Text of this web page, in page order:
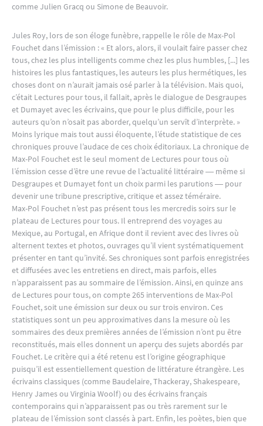
comme Julien Gracq ou Simone de Beauvoir.
Jules Roy, lors de son éloge funèbre, rappelle le rôle de Max-Pol
Fouchet dans l’émission : « Et alors, alors, il voulait faire passer chez
tous, chez les plus intelligents comme chez les plus humbles, [...] les
histoires les plus fantastiques, les auteurs les plus hermétiques, les
choses dont on n’aurait jamais osé parler à la télévision. Mais quoi,
c’était Lectures pour tous, il fallait, après le dialogue de Desgraupes
et Dumayet avec les écrivains, que pour le plus difficile, pour les
auteurs qu’on n’osait pas aborder, quelqu’un servît d’interprète. »
Moins lyrique mais tout aussi éloquente, l’étude statistique de ces
chroniques prouve l’audace de ces choix éditoriaux. La chronique de
Max-Pol Fouchet est le seul moment de Lectures pour tous où
l’émission cesse d’être une revue de l’actualité littéraire ― même si
Desgraupes et Dumayet font un choix parmi les parutions ― pour
devenir une tribune prescriptive, critique et assez téméraire.
Max-Pol Fouchet n’est pas présent tous les mercredis soirs sur le
plateau de Lectures pour tous. Il entreprend des voyages au
Mexique, au Portugal, en Afrique dont il revient avec des livres où
alternent textes et photos, ouvrages qu’il vient systématiquement
présenter en tant qu’invité. Ses chroniques sont parfois enregistrées
et diffusées avec les entretiens en direct, mais parfois, elles
n’apparaissent pas au sommaire de l’émission. Ainsi, en quinze ans
de Lectures pour tous, on compte 265 interventions de Max-Pol
Fouchet, soit une émission sur deux ou sur trois environ. Ces
statistiques sont un peu approximatives dans la mesure où les
sommaires des deux premières années de l’émission n’ont pu être
reconstitués, mais elles donnent un aperçu des sujets abordés par
Fouchet. Le critère qui a été retenu est l’origine géographique
puisqu’il est essentiellement question de littérature étrangère. Les
écrivains classiques (comme Baudelaire, Thackeray, Shakespeare,
Henry James ou Virginia Woolf) ou des écrivains français
contemporains qui n’apparaissent pas ou très rarement sur le
plateau de l’émission sont classés à part. Enfin, les poètes, bien que